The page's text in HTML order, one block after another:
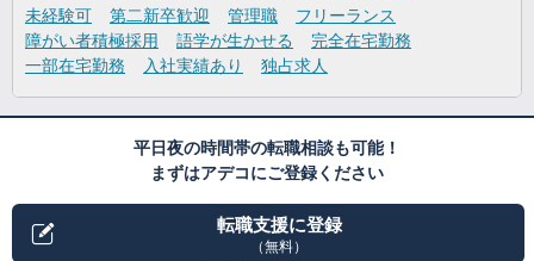
未経験可
第二新卒歓迎 管理職
フリーランス
障がい者積極採用
語学が生かせる
完全在宅勤務
一部在宅勤務
入社実績あり 独占求人
平日夜の時間帯の転職相談も可能！
まずはアデコにご登録ください
転職支援に登録
（無料）